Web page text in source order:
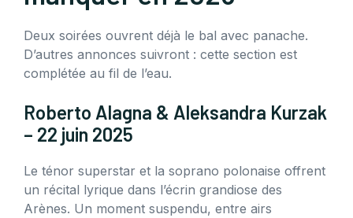
Deux soirées ouvrent déjà le bal avec panache.
D’autres annonces suivront : cette section est
complétée au fil de l’eau.
Roberto Alagna & Aleksandra Kurzak
– 22 juin 2025
Le ténor superstar et la soprano polonaise offrent
un récital lyrique dans l’écrin grandiose des
Arènes. Un moment suspendu, entre airs